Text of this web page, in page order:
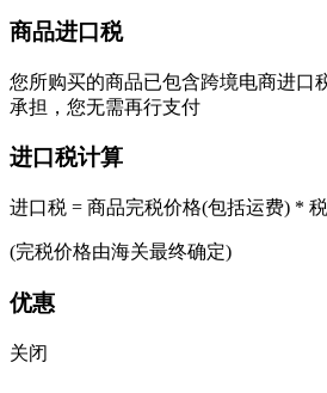
商品进口税
您所购买的商品已包含跨境电商进口
承担，您无需再行支付
进口税计算
进口税 = 商品完税价格(包括运费) *
(完税价格由海关最终确定)
优惠
关闭